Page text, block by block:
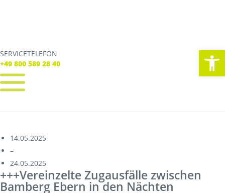
SERVICETELEFON
+49 800 589 28 40
SERVICE TELEFON
+49 800 589 28 40
Verbindungen
Tickets
Freizeit
Service
Unternehmen
14.05.2025
–
24.05.2025
+++Vereinzelte Zugausfälle zwischen
Bamberg Ebern in den Nächten